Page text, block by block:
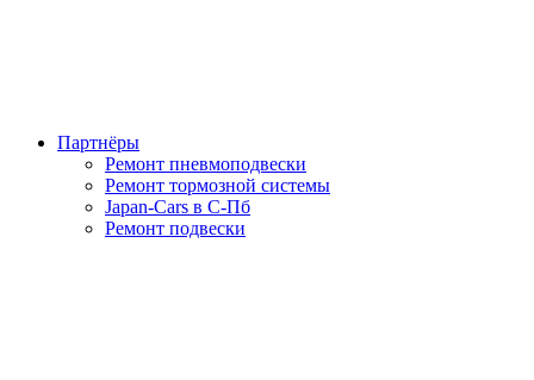
Партнёры
Ремонт пневмоподвески
Ремонт тормозной системы
Japan-Cars в С-Пб
Ремонт подвески